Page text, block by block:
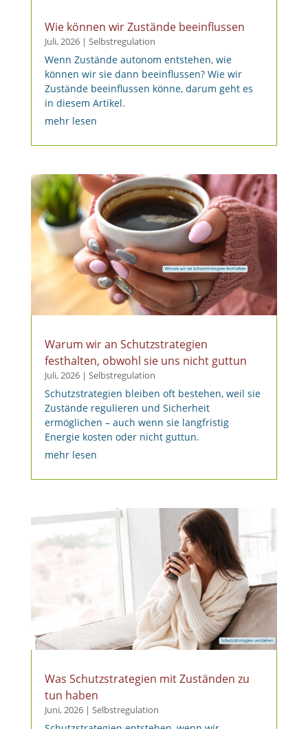
Wie können wir Zustände beeinflussen
Juli, 2026| Selbstregulation
Wenn Zustände autonom entstehen, wie
können wir sie dann beeinflussen? Wie wir
Zustände beeinflussen könne, darum geht es
in diesem Artikel.
mehr lesen
Warum wir an Schutzstrategien
festhalten, obwohl sie uns nicht guttun
Juli, 2026| Selbstregulation
Schutzstrategien bleiben oft bestehen, weil sie
Zustände regulieren und Sicherheit
ermöglichen – auch wenn sie langfristig
Energie kosten oder nicht guttun.
mehr lesen
Was Schutzstrategien mit Zuständen zu
tun haben
Juni, 2026| Selbstregulation